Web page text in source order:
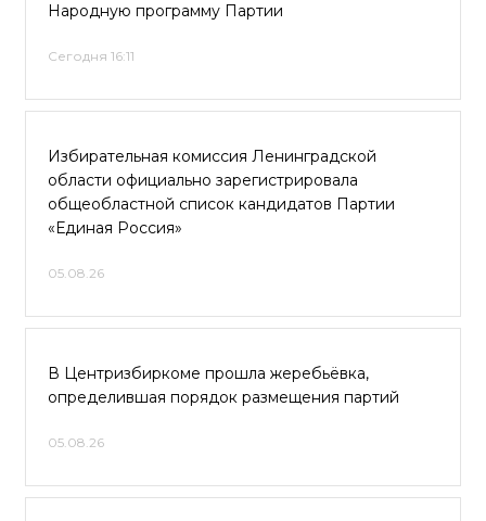
Народную программу Партии
Сегодня 16:11
Избирательная комиссия Ленинградской
области официально зарегистрировала
общеобластной список кандидатов Партии
«Единая Россия»
05.08.26
В Центризбиркоме прошла жеребьёвка,
определившая порядок размещения партий
05.08.26